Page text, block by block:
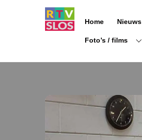
Home Nieuws
Foto’s / films